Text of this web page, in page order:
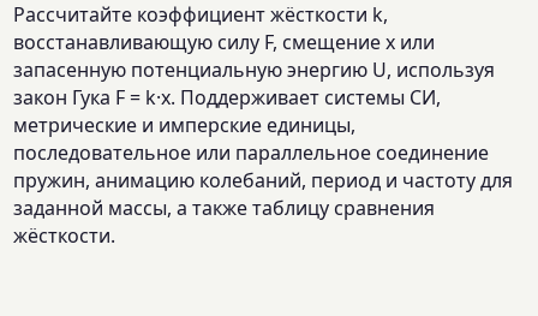
Рассчитайте коэффициент жёсткости k,
восстанавливающую силу F, смещение x или
запасенную потенциальную энергию U, используя
закон Гука F = k·x. Поддерживает системы СИ,
метрические и имперские единицы,
последовательное или параллельное соединение
пружин, анимацию колебаний, период и частоту для
заданной массы, а также таблицу сравнения
жёсткости.